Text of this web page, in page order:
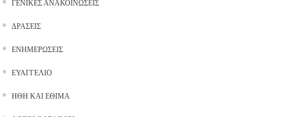
ΓΕΝΙΚΈΣ ΑΝΑΚΟΙΝΏΣΕΙΣ
ΔΡΆΣΕΙΣ
ΕΝΗΜΕΡΏΣΕΙΣ
ΕΥΑΓΓΈΛΙΟ
ΉΘΗ ΚΑΙ ΈΘΙΜΑ